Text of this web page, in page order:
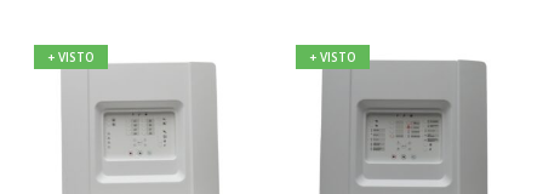
+ VISTO + VISTO